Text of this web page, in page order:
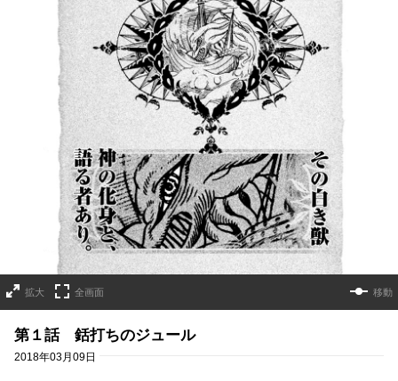
拡大 全画面 移動
第１話 銛打ちのジュール
2018年03月09日